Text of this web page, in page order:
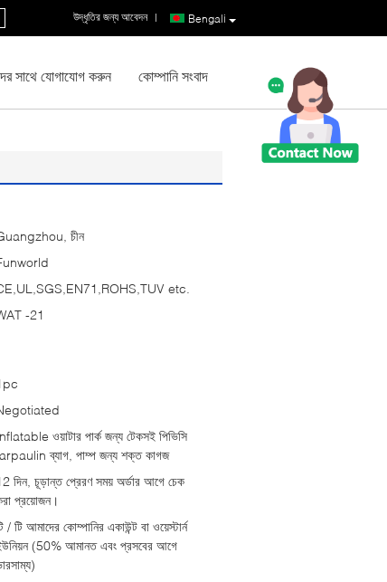
Bengali
উদ্ধৃতির জন্য আবেদন |
সাথে যোগাযোগ করুন কোম্পানি সংবাদ
চীন
etc.
-21
ওয়াটার পার্ক জন্য টেকসই পিভিসি
ব্যাগ, পাম্প জন্য শক্ত কাগজ
দিন, চূড়ান্ত প্রেরণ সময় অর্ডার আগে চেক
প্রয়োজন।
/ টি আমাদের কোম্পানির একাউন্ট বা ওয়েস্টার্ন
(50% আমানত এবং প্রসবের আগে